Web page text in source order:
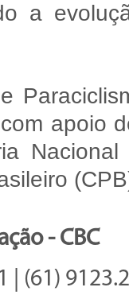
a
apoio
- CBC
| (61)